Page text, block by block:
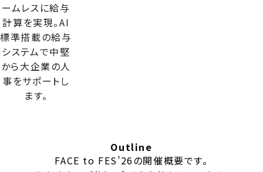
ームレスに給与
計算を実現。AI
標準搭載の給与
システムで中堅
から大企業の人
事をサポートし
ます。
Outline
FACE to FES’26の開催概要です。